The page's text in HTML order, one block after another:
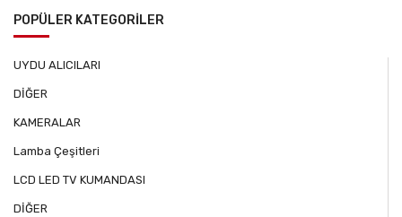
POPÜLER KATEGORİLER
UYDU ALICILARI
DİĞER
KAMERALAR
Lamba Çeşitleri
LCD LED TV KUMANDASI
DİĞER